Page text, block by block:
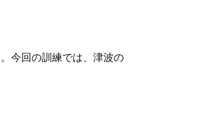
今回の訓練では、津波の